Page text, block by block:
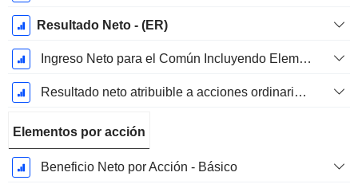
Resultado Neto - (ER)
Ingreso Neto para el Común Incluyendo Elementos Extraordinarios
Resultado neto atribuible a acciones ordinarias excl. elementos extraordinarios
Elementos por acción
Beneficio Neto por Acción - Básico